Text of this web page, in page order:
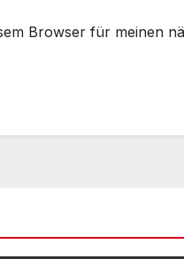
Browser für meinen